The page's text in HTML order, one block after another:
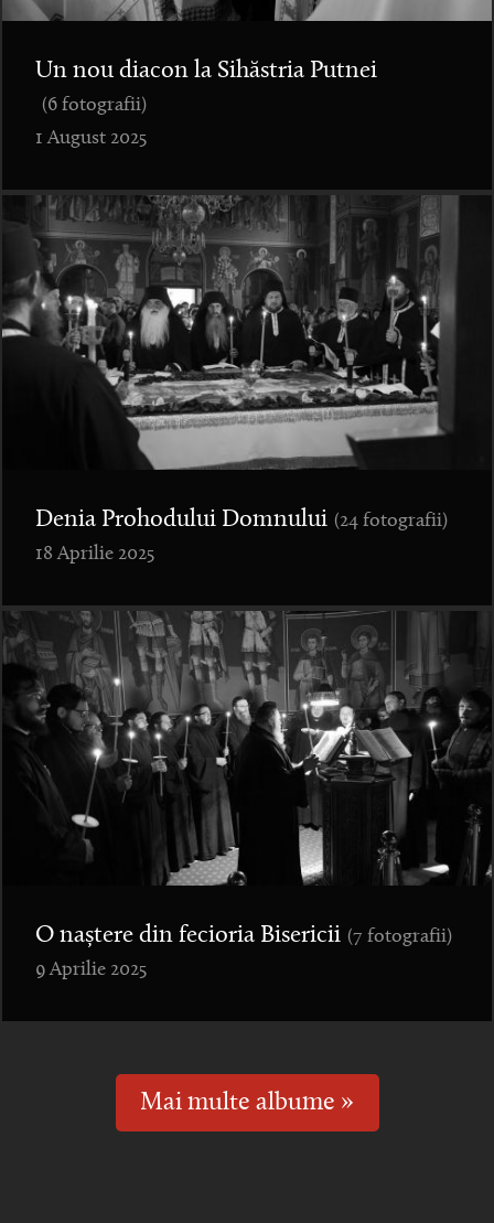
Un nou diacon la Sihăstria Putnei
(6 fotografii)
1 August 2025
Denia Prohodului Domnului (24 fotografii)
18 Aprilie 2025
O naștere din fecioria Bisericii (7 fotografii)
9 Aprilie 2025
Mai multe albume »